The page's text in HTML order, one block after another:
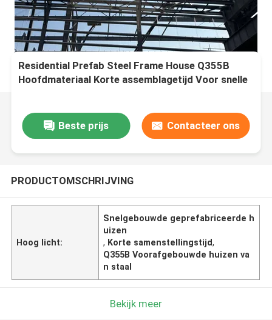
Residential Prefab Steel Frame House Q355B
Hoofdmateriaal Korte assemblagetijd Voor snelle
Beste prijs Contacteer ons
PRODUCTOMSCHRIJVING
Hoog licht:
Snelgebouwde geprefabriceerde h
uizen
, Korte samenstellingstijd,
Q355B Voorafgebouwde huizen va
n staal
Bekijk meer